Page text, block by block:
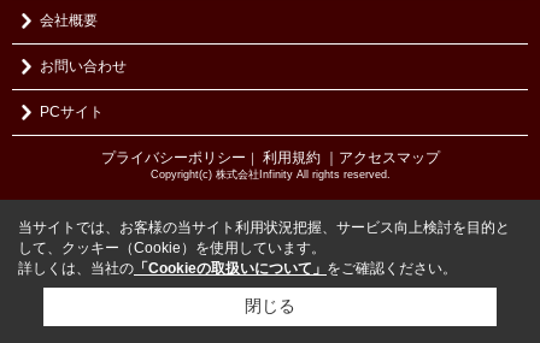
会社概要
お問い合わせ
PCサイト
プライバシーポリシー ｜ 利用規約 ｜アクセスマップ
Copyright(c) 株式会社Infinity All rights reserved.
当サイトでは、お客様の当サイト利用状況把握、サービス向上検討を目的と
して、クッキー（Cookie）を使用しています。
詳しくは、当社の 「Cookieの取扱いについて」 をご確認ください。
閉じる